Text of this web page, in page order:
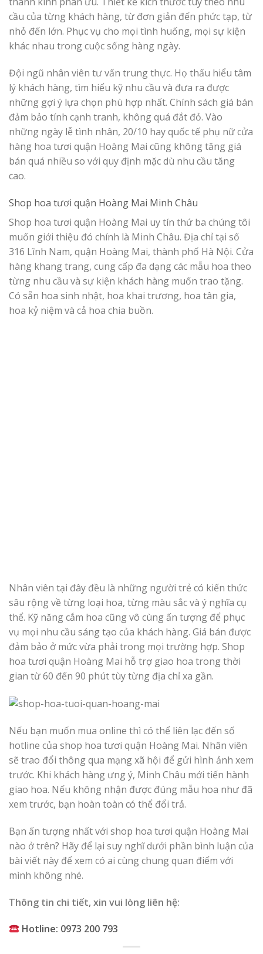
cầu của từng khách hàng, từ đơn giản đến phức tạp, từ
nhỏ đến lớn. Phục vụ cho mọi tình huống, mọi sự kiện
khác nhau trong cuộc sống hàng ngày.
Đội ngũ nhân viên tư vấn trung thực. Họ thấu hiểu tâm
lý khách hàng, tìm hiểu kỹ nhu cầu và đưa ra được
những gợi ý lựa chọn phù hợp nhất. Chính sách giá bán
đảm bảo tính cạnh tranh, không quá đắt đỏ. Vào
những ngày lễ tình nhân, 20/10 hay quốc tế phụ nữ cửa
hàng hoa tươi quận Hoàng Mai cũng không tăng giá
bán quá nhiều so với quy định mặc dù nhu cầu tăng
cao.
Shop hoa tươi quận Hoàng Mai Minh Châu
Shop hoa tươi quận Hoàng Mai uy tín thứ ba chúng tôi
muốn giới thiệu đó chính là Minh Châu. Địa chỉ tại số
316 Lĩnh Nam, quận Hoàng Mai, thành phố Hà Nội. Cửa
hàng khang trang, cung cấp đa dạng các mẫu hoa theo
từng nhu cầu và sự kiện khách hàng muốn trao tặng.
Có sẵn hoa sinh nhật, hoa khai trương, hoa tân gia,
hoa kỷ niệm và cả hoa chia buồn.
Nhân viên tại đây đều là những người trẻ có kiến thức
sâu rộng về từng loại hoa, từng màu sắc và ý nghĩa cụ
thể. Kỹ năng cắm hoa cũng vô cùng ấn tượng để phục
vụ mọi nhu cầu sáng tạo của khách hàng. Giá bán được
đảm bảo ở mức vừa phải trong mọi trường hợp. Shop
hoa tươi quận Hoàng Mai hỗ trợ giao hoa trong thời
gian từ 60 đến 90 phút tùy từng địa chỉ xa gần.
Nếu bạn muốn mua online thì có thể liên lạc đến số
hotline của shop hoa tươi quận Hoàng Mai. Nhân viên
sẽ trao đổi thông qua mạng xã hội để gửi hình ảnh xem
trước. Khi khách hàng ưng ý, Minh Châu mới tiến hành
giao hoa. Nếu không nhận được đúng mẫu hoa như đã
xem trước, bạn hoàn toàn có thể đổi trả.
Bạn ấn tượng nhất với shop hoa tươi quận Hoàng Mai
nào ở trên? Hãy để lại suy nghĩ dưới phần bình luận của
bài viết này để xem có ai cùng chung quan điểm với
mình không nhé.
Thông tin chi tiết, xin vui lòng liên hệ:
Hotline: 0973 200 793